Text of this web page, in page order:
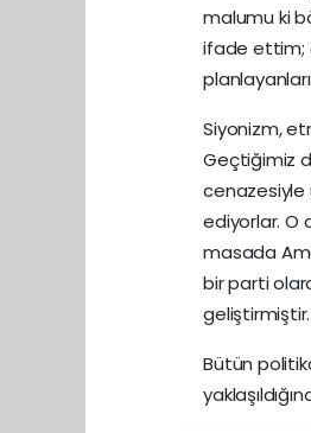
malumu ki
ifade ettim;
Siyonizm,
Geçtiğimiz
ediyorlar. O
masada
bir parti
geliştirmiştir.
Bütün